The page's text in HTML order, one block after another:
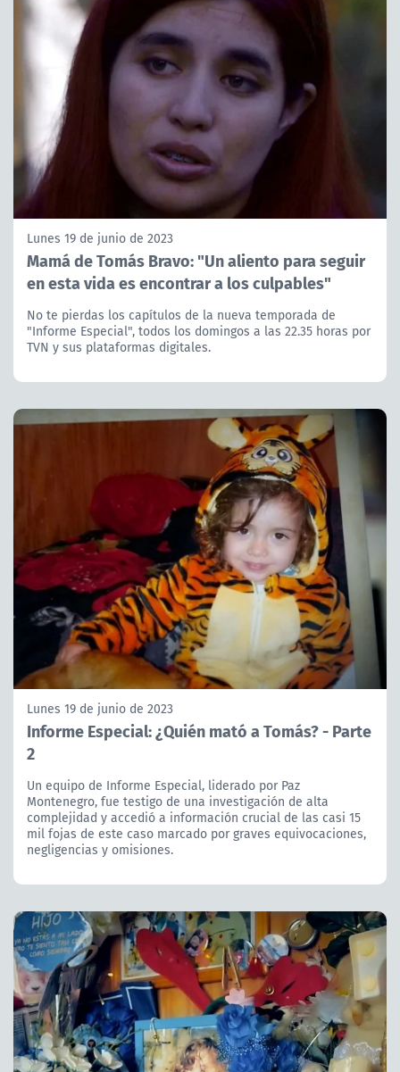
Lunes 19 de junio de 2023
Mamá de Tomás Bravo: "Un aliento para seguir
en esta vida es encontrar a los culpables"
No te pierdas los capítulos de la nueva temporada de
"Informe Especial", todos los domingos a las 22.35 horas por
TVN y sus plataformas digitales.
Lunes 19 de junio de 2023
Informe Especial: ¿Quién mató a Tomás? - Parte
2
Un equipo de Informe Especial, liderado por Paz
Montenegro, fue testigo de una investigación de alta
complejidad y accedió a información crucial de las casi 15
mil fojas de este caso marcado por graves equivocaciones,
negligencias y omisiones.